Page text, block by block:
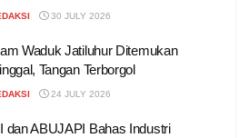
30 JULY 2026
Waduk Jatiluhur Ditemukan
Tangan Terborgol
24 JULY 2026
dan ABUJAPI Bahas Industri